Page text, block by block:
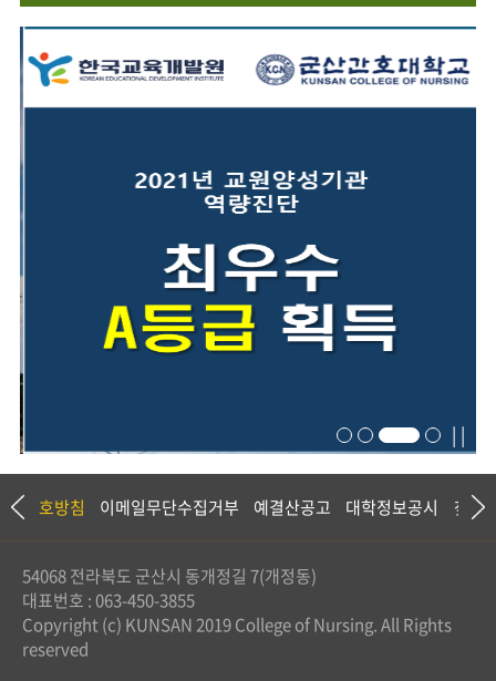
| |
보보호방침 이메일무단수집거부 예결산공고 대학정보공시 찾아
54068전라북도 군산시 동개정길 7(개정동)
대표번호 :063-450-3855
Copyright (c) KUNSAN 2019 College of Nursing. All Rights
reserved